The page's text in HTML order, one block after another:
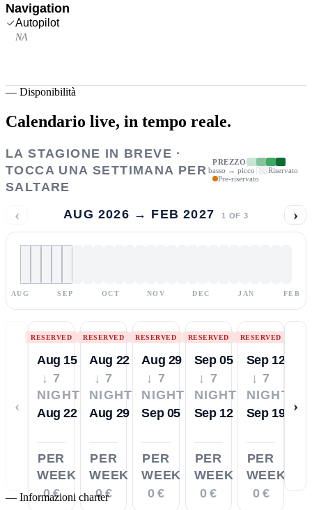
Navigation
Autopilot
NA
— Disponibilità
Calendario live, in tempo reale.
LA STAGIONE IN BREVE ·
TOCCA UNA SETTIMANA PER
SALTARE
PREZZO
basso → picco
Riservato
Pre-riservato
‹ AUG 2026 → FEB 2027 1 OF 3 ›
AUG SEP OCT NOV DEC JAN FEB
‹
RESERVED
Aug 15
↓ 7
NIGHTS
Aug 22
PER
WEEK
0 €
RESERVED
Aug 22
↓ 7
NIGHTS
Aug 29
PER
WEEK
0 €
RESERVED
Aug 29
↓ 7
NIGHTS
Sep 05
PER
WEEK
0 €
RESERVED
Sep 05
↓ 7
NIGHTS
Sep 12
PER
WEEK
0 €
RESERVED
Sep 12
↓ 7
NIGHTS
Sep 19
PER
WEEK
0 €
›
— Informazioni charter